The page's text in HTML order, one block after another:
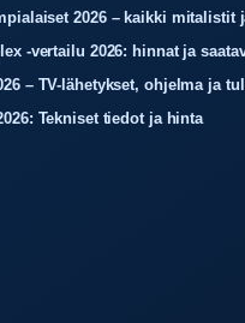
2026 – kaikki mitalistit
-vertailu 2026: hinnat ja
– TV-lähetykset, ohjelma ja
Tekniset tiedot ja hinta